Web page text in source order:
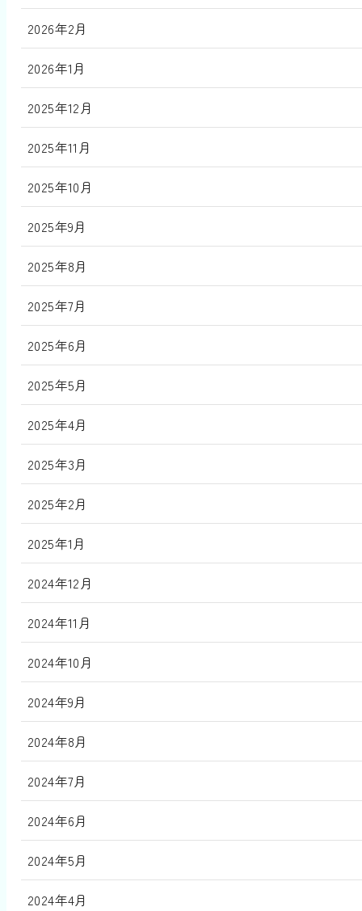
2026年2月
2026年1月
2025年12月
2025年11月
2025年10月
2025年9月
2025年8月
2025年7月
2025年6月
2025年5月
2025年4月
2025年3月
2025年2月
2025年1月
2024年12月
2024年11月
2024年10月
2024年9月
2024年8月
2024年7月
2024年6月
2024年5月
2024年4月